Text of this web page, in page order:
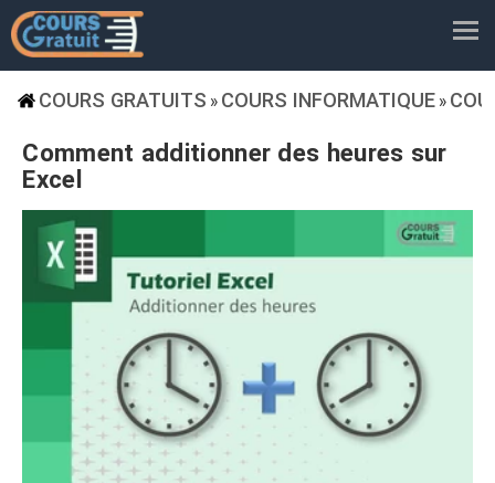
COURS GRATUITS » COURS INFORMATIQUE »
Comment additionner des heures sur
Excel